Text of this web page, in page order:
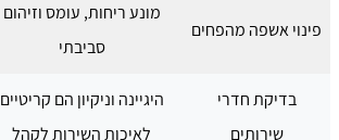
פינוי אשפה מהפחים
מונע ריחות, עומס וזיהום
סביבתי
בדיקת חדרי
שירותים
היגיינה וניקיון הם קריטיים
לאיכות השירות לקהל